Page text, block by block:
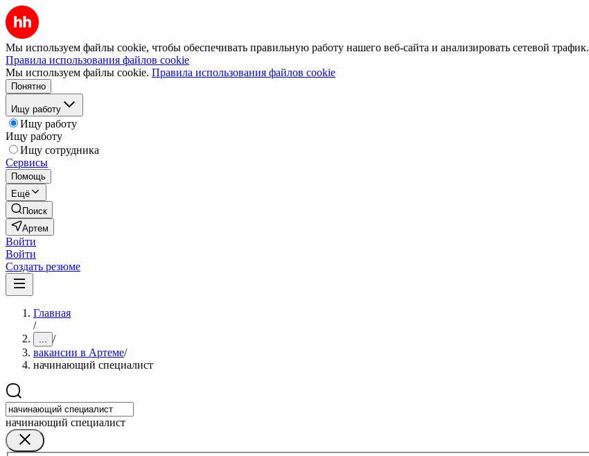
Мы используем файлы cookie, чтобы обеспечивать правильную работу нашего веб-сайта и анализировать сетевой трафик.
Правила использования файлов cookie
Мы используем файлы cookie. Правила использования файлов cookie
Понятно
Ищу работу
Ищу работу
Ищу работу
Ищу сотрудника
Сервисы
Помощь
Ещё
Поиск
Артем
Войти
Войти
Создать резюме
Главная
/
... /
вакансии в Артеме/
начинающий специалист
начинающий специалист